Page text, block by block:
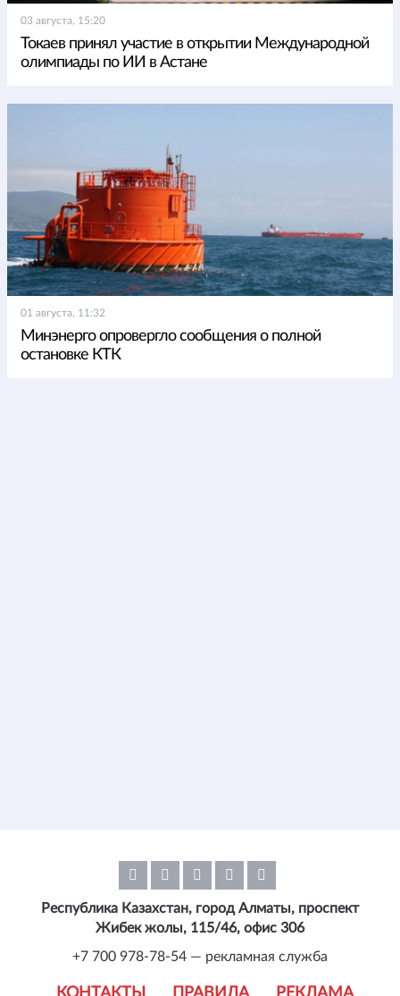
03 августа, 15:20
Токаев принял участие в открытии Международной
олимпиады по ИИ в Астане
01 августа, 11:32
Минэнерго опровергло сообщения о полной
остановке КТК
Республика Казахстан, город Алматы, проспект
Жибек жолы, 115/46, офис 306
+7 700 978-78-54 — рекламная служба